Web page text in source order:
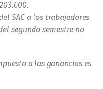
SAC a los trabajadores
segundo semestre no
a las ganancias es